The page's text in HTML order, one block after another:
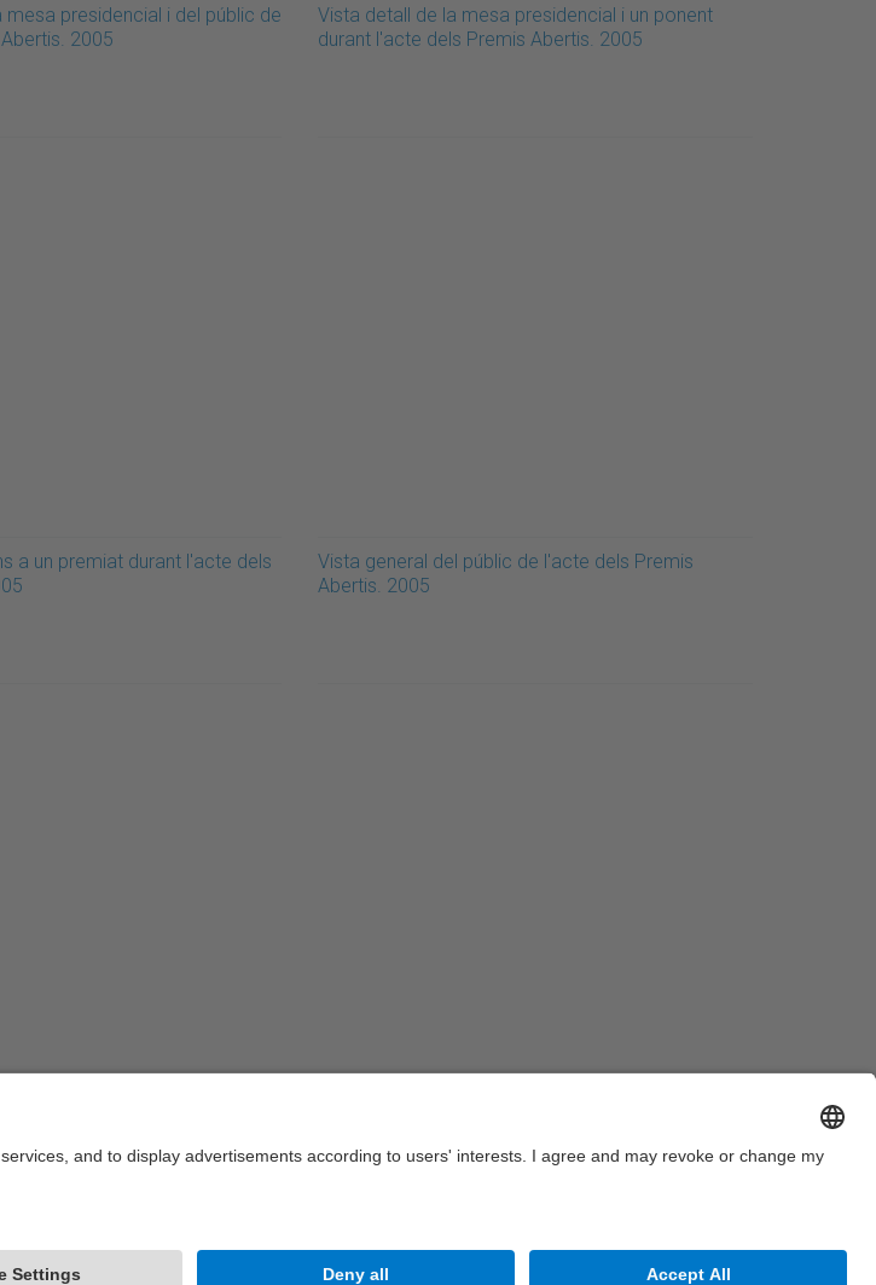
mesa presidencial i del públic de
2005
Vista detall de la mesa presidencial i un ponent
durant l'acte dels Premis Abertis. 2005
a un premiat durant l'acte dels
Vista general del públic de l'acte dels Premis
Abertis. 2005